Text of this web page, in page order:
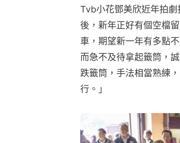
Tvb小花鄧美欣近年拍
後，新年正好有個空檔
車，期望新一年有多點
而急不及待拿起籤筒，
跌籤筒，手法相當熟練
行。」